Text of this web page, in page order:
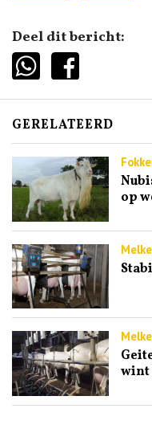
Deel dit bericht:
GERELATEERD
op
wint